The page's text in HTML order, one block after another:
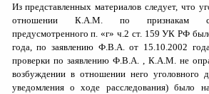
Из представленных материалов следует, что
отношении К.A.M. по признакам
предусмотренного п. «г» ч.2 ст. 159 УК РФ
года, по заявлению Ф.В.А. от 15.10.2002
проверки по заявлению Ф.В.А. , К.A.M. не
возбуждении в отношении него уголовного
уведомления о ходе расследования) было